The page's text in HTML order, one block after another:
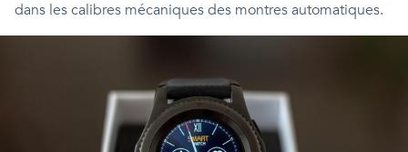
dans les calibres mécaniques des montres automatiques.